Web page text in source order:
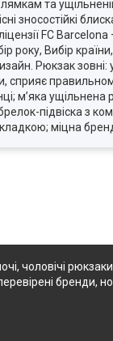
та
зносостійкі
FC
року, Вибір
Рюкзак
сприяє
м’яка ущільнена
підвіска з
міцна
чоловічі
бренди,